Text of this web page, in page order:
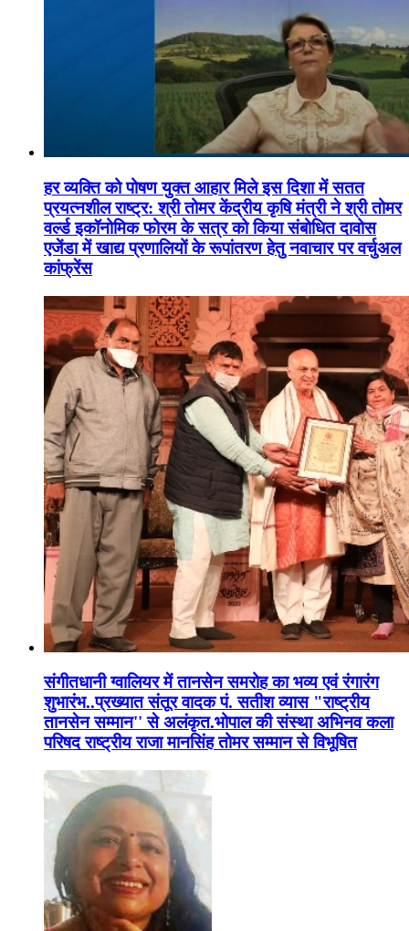
हर व्यक्ति को पोषण युक्त आहार मिले इस दिशा में सतत
प्रयत्नशील राष्ट्र: श्री तोमर केंद्रीय कृषि मंत्री ने श्री तोमर
वर्ल्ड इकॉनोमिक फोरम के सत्र को किया संबोधित दावोस
एजेंडा में खाद्य प्रणालियों के रूपांतरण हेतु नवाचार पर वर्चुअल
कांफ्रेंस
संगीतधानी ग्वालियर में तानसेन समरोह का भव्य एवं रंगारंग
शुभारंभ..प्रख्यात संतूर वादक पं. सतीश व्यास "राष्ट्रीय
तानसेन सम्मान'' से अलंकृत.भोपाल की संस्था अभिनव कला
परिषद राष्ट्रीय राजा मानसिंह तोमर सम्मान से विभूषित